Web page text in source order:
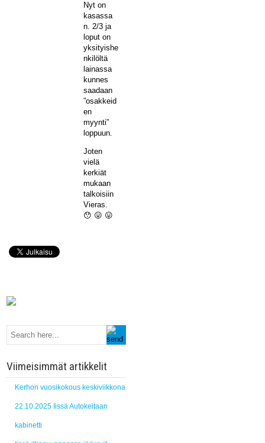
Nyt on
kasassa
n. 2/3 ja
loput on
yksityishe
nkilöltä
lainassa
kunnes
saadaan
”osakkeid
en
myynti”
loppuun.
Joten
vielä
kerkiät
mukaan
talkoisiin
Vieras.
😯 😛 😛
Viimeisimmät artikkelit
Kerhon vuosikokous keskiviikkona
22.10.2025 Iissä Autokeitaan
kabinetti